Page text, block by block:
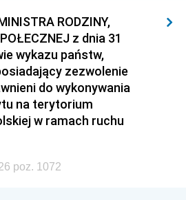
RODZINY,
z dnia 31
wykazu państw,
zezwolenie
do wykonywania
na terytorium
w ramach ruchu
poz. 1072